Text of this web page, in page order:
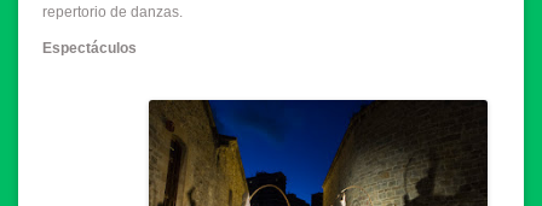
repertorio de danzas.
Espectáculos